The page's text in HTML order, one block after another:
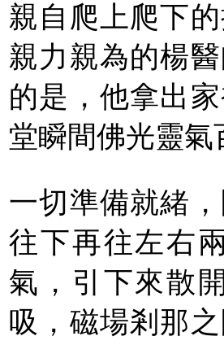
親自爬上爬下
親力親為的楊
的是，他拿出
堂瞬間佛光靈
一切準備就緒
往下再往左右
氣，引下來散
吸，磁場剎那